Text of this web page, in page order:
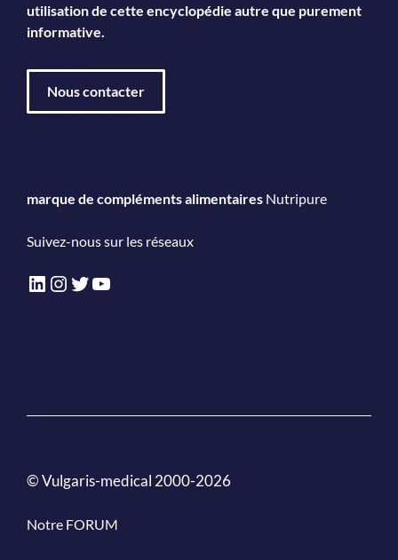
utilisation de cette encyclopédie autre que purement
informative.
Nous contacter
marque de compléments alimentaires Nutripure
Suivez-nous sur les réseaux
LinkedIn
Instagram
Twitter
YouTube
© Vulgaris-medical 2000-2026
Notre FORUM